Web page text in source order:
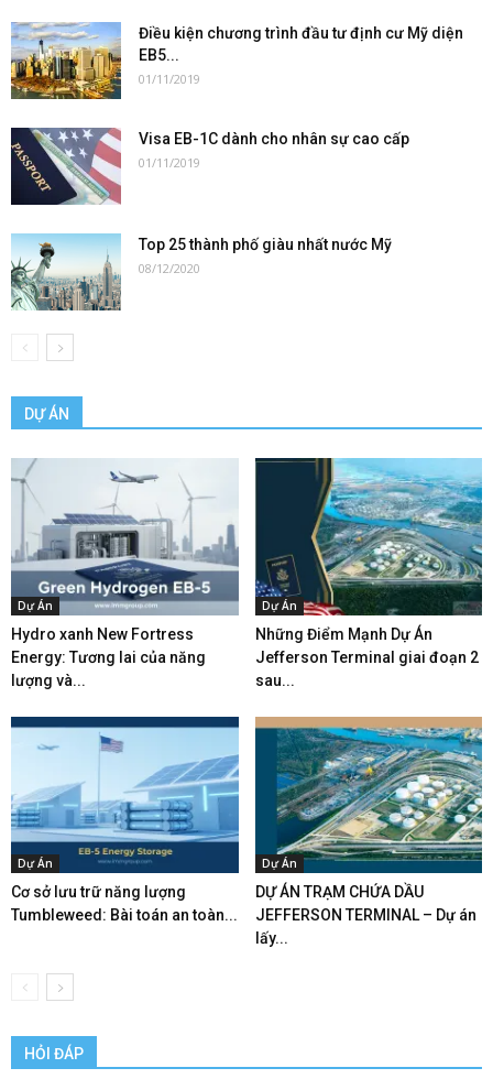
Điều kiện chương trình đầu tư định cư Mỹ diện
EB5...
01/11/2019
Visa EB-1C dành cho nhân sự cao cấp
01/11/2019
Top 25 thành phố giàu nhất nước Mỹ
08/12/2020
DỰ ÁN
Dự Án
Hydro xanh New Fortress
Energy: Tương lai của năng
lượng và...
Dự Án
Những Điểm Mạnh Dự Án
Jefferson Terminal giai đoạn 2
sau...
Dự Án
Cơ sở lưu trữ năng lượng
Tumbleweed: Bài toán an toàn...
Dự Án
DỰ ÁN TRẠM CHỨA DẦU
JEFFERSON TERMINAL – Dự án
lấy...
HỎI ĐÁP